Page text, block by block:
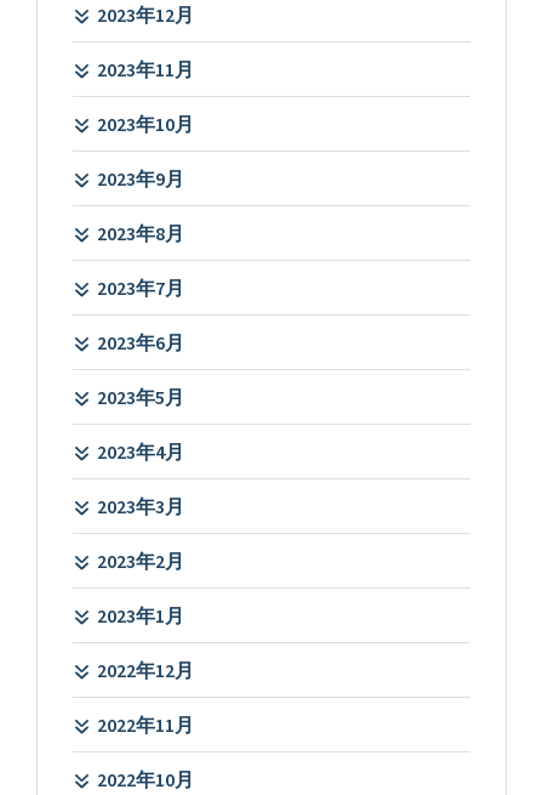
2023年12月
2023年11月
2023年10月
2023年9月
2023年8月
2023年7月
2023年6月
2023年5月
2023年4月
2023年3月
2023年2月
2023年1月
2022年12月
2022年11月
2022年10月